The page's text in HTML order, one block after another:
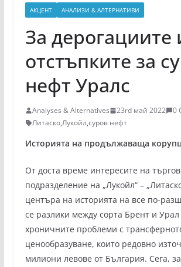
АКЦЕНТ АНАЛИЗИ & АЛТЕРНАТИВИ
За дерогациите
отстъпките за
нефт Уралс
Analyses & Alternatives 23rd май 2022
0
Литаско,Лукойл,суров нефт
Историята на продължаваща
От доста време интересите на
подразделение на „Лукойл“ –
центъра на историята на все по-
се разлики между сорта Брент и Урал
хроничните проблеми с
ценообразуване, които редовно
милиони левове от България. Сега,